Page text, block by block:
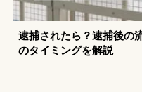
逮捕されたら？逮捕後の
のタイミングを解説